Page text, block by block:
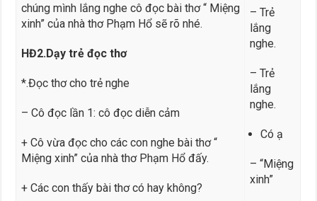
chúng mình lắng nghe cô đọc bài thơ “ Miệng
xinh” của nhà thơ Phạm Hổ sẽ rõ nhé.
HĐ2.Dạy trẻ đọc thơ
*.Đọc thơ cho trẻ nghe
– Cô đọc lần 1: cô đọc diễn cảm
+ Cô vừa đọc cho các con nghe bài thơ “
Miệng xinh” của nhà thơ Phạm Hổ đấy.
+ Các con thấy bài thơ có hay không?
– Trẻ
lắng
nghe.
– Trẻ
lắng
nghe.
Có ạ
– “Miệng
xinh”